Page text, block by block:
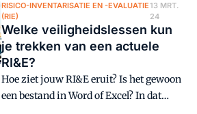
werkomgevingen is het dragen van
geschikte werkkleding essentieel, maar
na een lange werkdag kunnen deze
doordrenkt zijn met zweet of viezigheid.
RISICO-INVENTARISATIE EN -EVALUATIE
(RIE)
13 MRT.
24
Welke veiligheidslessen kun
je trekken van een actuele
RI&E?
Hoe ziet jouw RI&E eruit? Is het gewoon
een bestand in Word of Excel? In dat